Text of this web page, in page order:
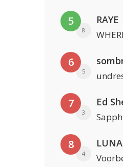
5
8
RAYE
6
5
7
3
Ed
8
4